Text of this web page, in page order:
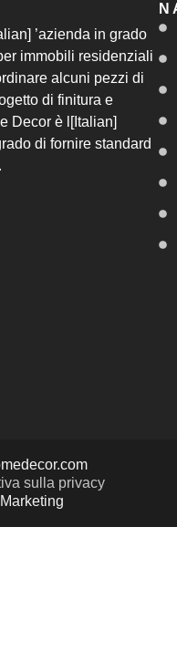
’azienda in grado
immobili residenziali
alcuni pezzi di
di finitura e
Decor è l[Italian]
di fornire standard
sulla privacy